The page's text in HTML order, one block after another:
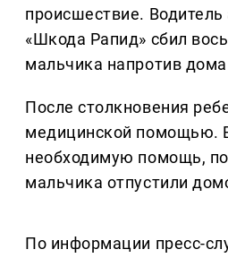
происшествие.
«Шкода Рапид» сбил
мальчика напротив дома
После столкновения
медицинской помощью.
необходимую помощь,
мальчика отпустили
По информации пресс-